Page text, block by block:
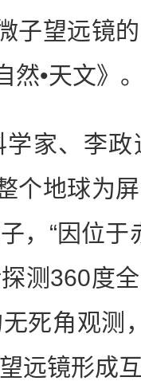
子望远镜
然•天文》
、李政
个地球为
，“因位于
测360度
死角观测
远镜形成